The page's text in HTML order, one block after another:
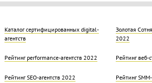
Каталог сертифицированных digital-
агентств
Золотая
2022
Рейтинг performance-агентств 2022 Рейтинг веб-
Рейтинг SEO-агентств 2022 Рейтинг